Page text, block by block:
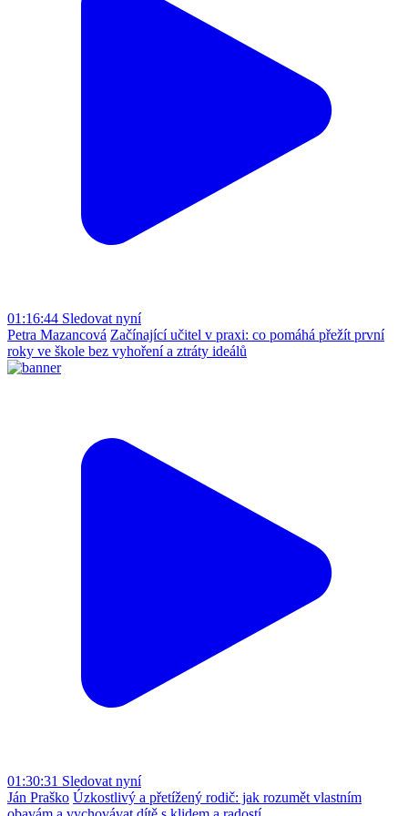
01:16:44 Sledovat nyní
Petra Mazancová Začínající učitel v praxi: co pomáhá přežít první
roky ve škole bez vyhoření a ztráty ideálů
01:30:31 Sledovat nyní
Ján Praško Úzkostlivý a přetížený rodič: jak rozumět vlastním